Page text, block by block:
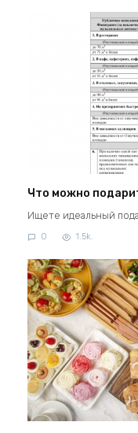
Что можно
Ищете идеальный
0 1.5k.